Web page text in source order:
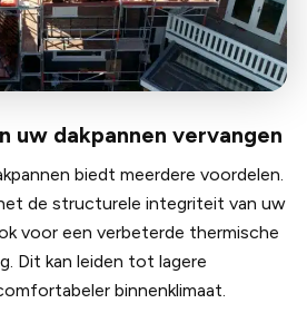
uw dakpannen vervangen
biedt meerdere voordelen.
de structurele integriteit van uw
voor een verbeterde thermische
Dit kan leiden tot lagere
binnenklimaat.